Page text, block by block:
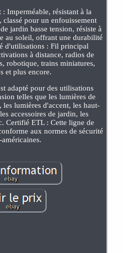
Imperméable, résistant à la
classé pour un enfouissement
jardin basse tension, résiste à
au soleil, offrant une durabilité
d'utilisations : Fil principal
à distance, radios de
robotique, trains miniatures,
et plus encore.
adapté pour des utilisations
telles que les lumières de
les lumières d'accent, les haut-
accessoires de jardin, les
Certifié ETL : Cette ligne de
aux normes de sécurité